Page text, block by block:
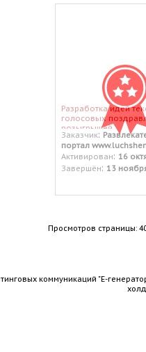
Разработка идей
голосовых
розыгрышей.
Заказчик:
портал
Активирован: 16
Завершён: 13
Просмотров страницы:
коммуникаций "Е-